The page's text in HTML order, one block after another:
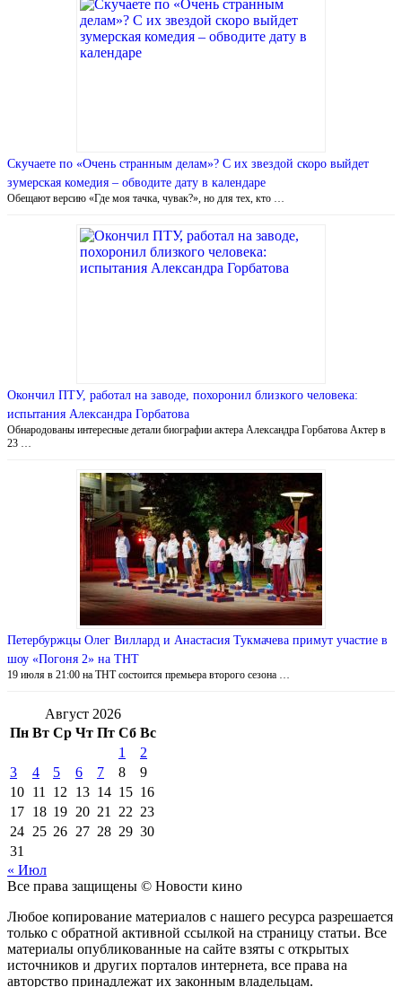
Скучаете по «Очень странным делам»? С их звездой скоро выйдет
зумерская комедия – обводите дату в календаре
Обещают версию «Где моя тачка, чувак?», но для тех, кто …
Окончил ПТУ, работал на заводе, похоронил близкого человека:
испытания Александра Горбатова
Обнародованы интересные детали биографии актера Александра Горбатова Актер в
23 …
Петербуржцы Олег Виллард и Анастасия Тукмачева примут участие в
шоу «Погоня 2» на ТНТ
19 июля в 21:00 на ТНТ состоится премьера второго сезона …
Август 2026
Пн Вт Ср Чт Пт Сб Вс
1
2
3
4 5 6 7 8
9
10 11 12 13 14 15 16
17 18 19 20 21 22 23
24 25 26 27 28 29 30
31
« Июл
Все права защищены © Новости кино
Любое копирование материалов с нашего ресурса разрешается
только с обратной активной ссылкой на страницу статьи. Все
материалы опубликованные на сайте взяты с открытых
источников и других порталов интернета, все права на
авторство принадлежат их законным владельцам.